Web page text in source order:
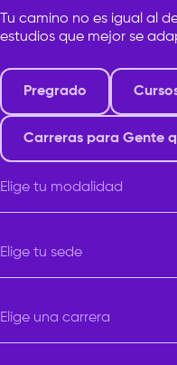
Tu camino no es igual al
estudios que mejor se
Pregrado
Carreras para Gente
Elige tu modalidad
Elige tu sede
Elige una carrera